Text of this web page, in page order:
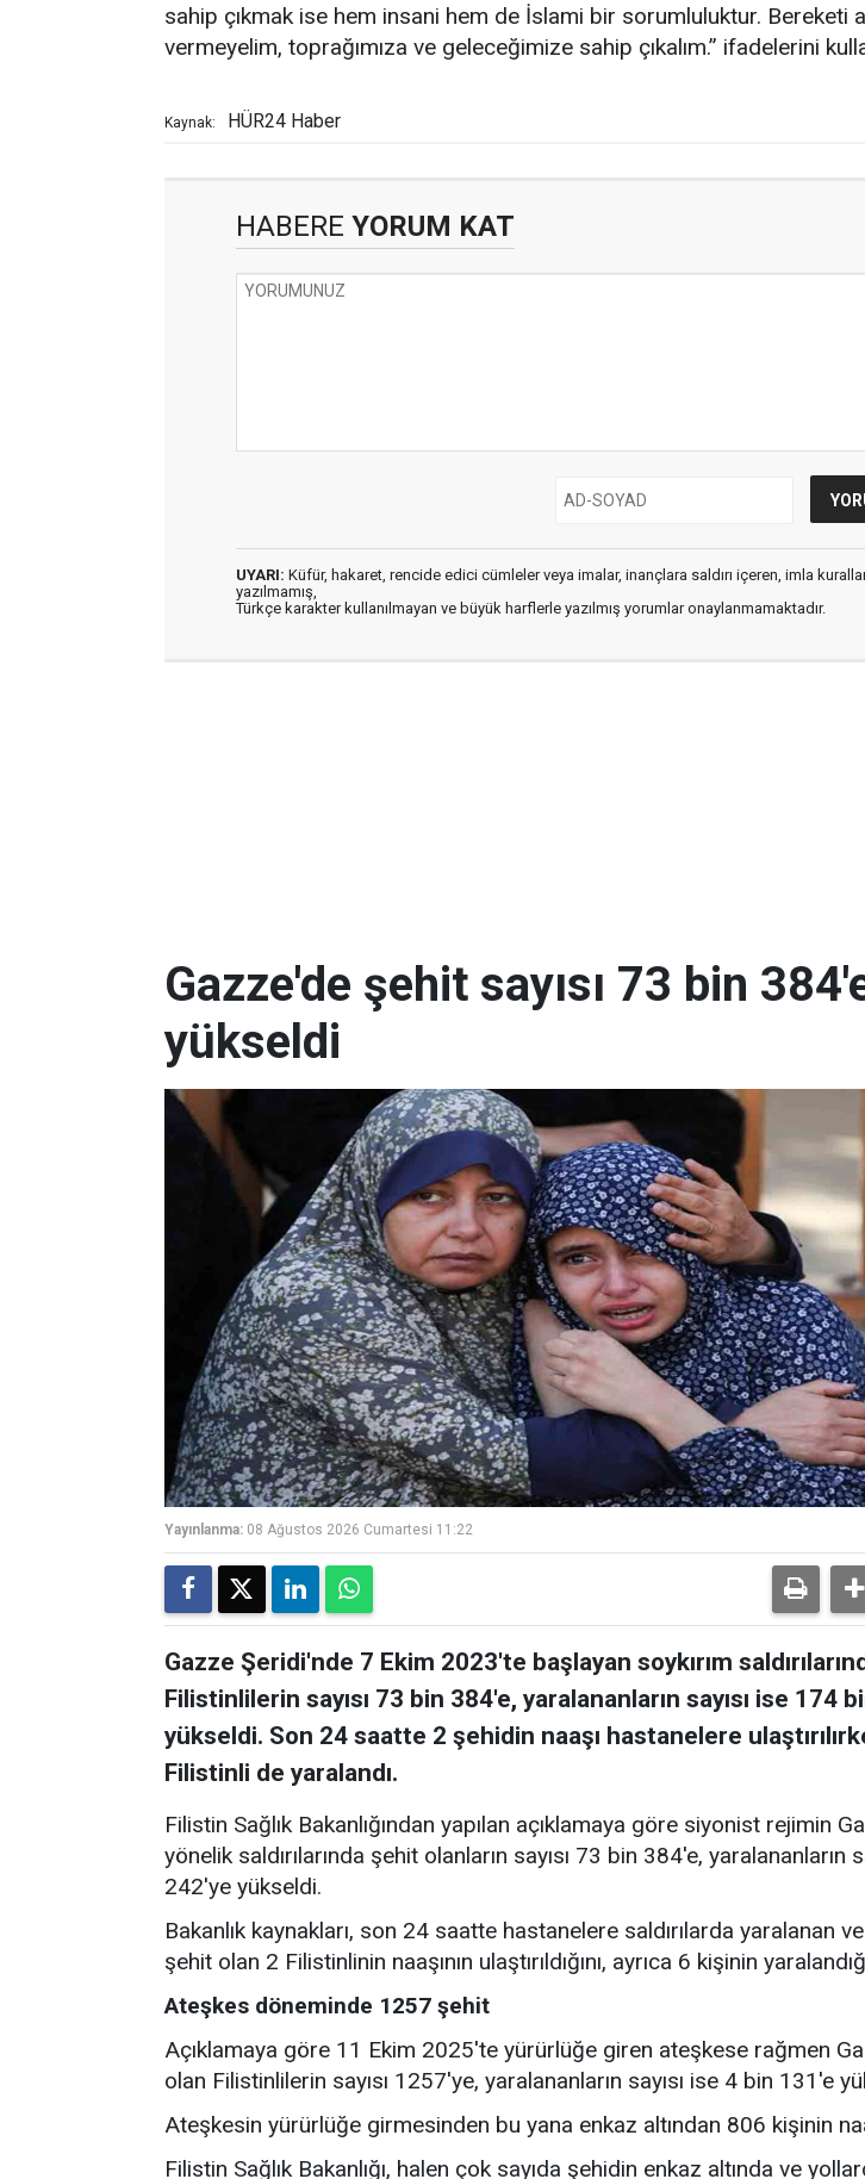
sahip çıkmak ise hem insani hem de İslami bir sorumluluktur. Bereketi
vermeyelim, toprağımıza ve geleceğimize sahip çıkalım.” ifadelerini
Kaynak: HÜR24 Haber
HABERE YORUM KAT
UYARI: Küfür, hakaret, rencide edici cümleler veya imalar, inançlara saldırı içeren, imla
yazılmamış,
Türkçe karakter kullanılmayan ve büyük harflerle yazılmış yorumlar onaylanmamaktadır.
Gazze'de şehit sayısı 73 bin
yükseldi
Yayınlanma: 08 Ağustos 2026 Cumartesi 11:22
Gazze Şeridi'nde 7 Ekim 2023'te başlayan soykırım
Filistinlilerin sayısı 73 bin 384'e, yaralananların sayısı ise 174
yükseldi. Son 24 saatte 2 şehidin naaşı hastanelere
Filistinli de yaralandı.
Filistin Sağlık Bakanlığından yapılan açıklamaya göre siyonist rejimin
yönelik saldırılarında şehit olanların sayısı 73 bin 384'e, yaralananların
242'ye yükseldi.
Bakanlık kaynakları, son 24 saatte hastanelere saldırılarda yaralanan
şehit olan 2 Filistinlinin naaşının ulaştırıldığını, ayrıca 6 kişinin
Ateşkes döneminde 1257 şehit
Açıklamaya göre 11 Ekim 2025'te yürürlüğe giren ateşkese rağmen
olan Filistinlilerin sayısı 1257'ye, yaralananların sayısı ise 4 bin 131'e
Ateşkesin yürürlüğe girmesinden bu yana enkaz altından 806 kişinin
Filistin Sağlık Bakanlığı, halen çok sayıda şehidin enkaz altında ve